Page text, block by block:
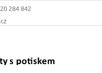
284 842